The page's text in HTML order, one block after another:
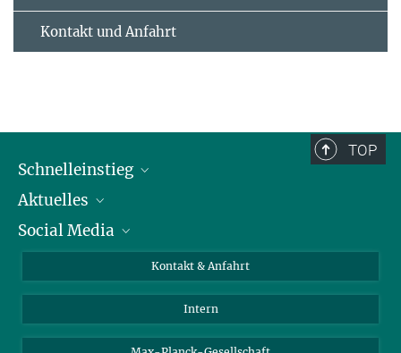
Kontakt und Anfahrt
TOP
Schnelleinstieg
Personen
Pressebereich
Aktuelles
Stellenangebote
Social Media
LinkedIn
Kontakt & Anfahrt
Intern